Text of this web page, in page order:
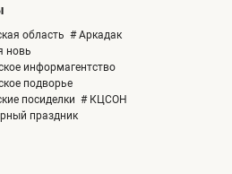
область # Аркадак
новь
информагентство
подворье
посиделки # КЦСОН
праздник